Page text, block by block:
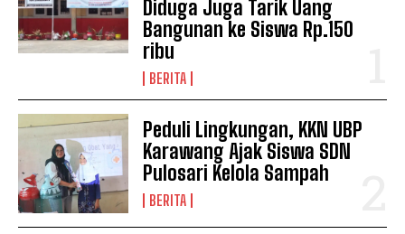
News Week
Magazine PRO
Diduga Juga Tarik Uang
Bangunan ke Siswa Rp.150
ribu
BERITA
Peduli Lingkungan, KKN UBP
Karawang Ajak Siswa SDN
Pulosari Kelola Sampah
BERITA